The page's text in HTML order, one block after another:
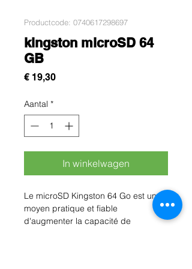
Productcode: 0740617298697
kingston microSD 64
GB
€ 19,30Prijs
Aantal *
In winkelwagen
Le microSD Kingston 64 Go est un
moyen pratique et fiable
d'augmenter la capacité de